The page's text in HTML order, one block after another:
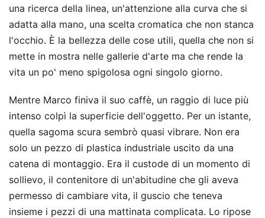
una ricerca della linea, un'attenzione alla curva che si
adatta alla mano, una scelta cromatica che non stanca
l'occhio. È la bellezza delle cose utili, quella che non si
mette in mostra nelle gallerie d'arte ma che rende la
vita un po' meno spigolosa ogni singolo giorno.
Mentre Marco finiva il suo caffè, un raggio di luce più
intenso colpì la superficie dell'oggetto. Per un istante,
quella sagoma scura sembrò quasi vibrare. Non era
solo un pezzo di plastica industriale uscito da una
catena di montaggio. Era il custode di un momento di
sollievo, il contenitore di un'abitudine che gli aveva
permesso di cambiare vita, il guscio che teneva
insieme i pezzi di una mattinata complicata. Lo ripose